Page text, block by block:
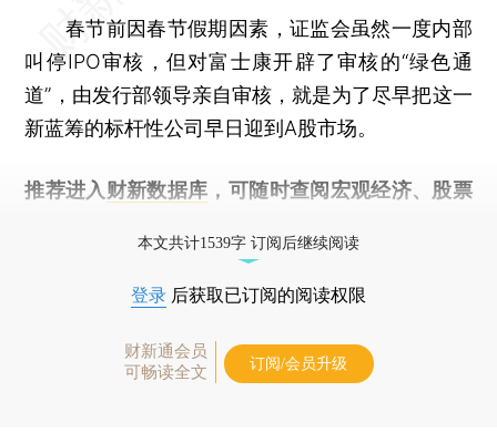
春节前因春节假期因素，证监会虽然一度内部
叫停IPO审核，但对富士康开辟了审核的“绿色通
道”，由发行部领导亲自审核，就是为了尽早把这一
新蓝筹的标杆性公司早日迎到A股市场。
推荐进入 财新数据库 ，可随时查阅宏观经济、股票
本文共计1539字 订阅后继续阅读
登录 后获取已订阅的阅读权限
财新通会员
可畅读全文
订阅/会员升级